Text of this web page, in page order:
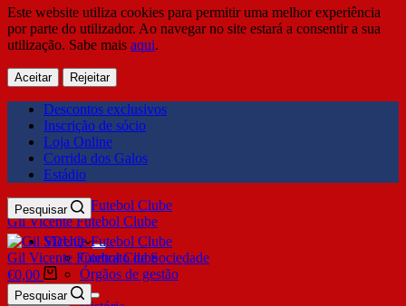
Este website utiliza cookies para permitir uma melhor experiência
por parte do utilizador. Ao navegar no site estará a consentir a sua
utilização. Sabe mais aqui.
Aceitar Rejeitar
Descontos exclusivos
Inscrição de sócio
Loja Online
Corrida dos Galos
Estádio
Gil Vicente Futebol Clube
Pesquisar
SDUQ
Contrato de Sociedade
Órgãos de gestão
Clube
Gil Vicente Futebol Clube
€0,00
Pesquisar